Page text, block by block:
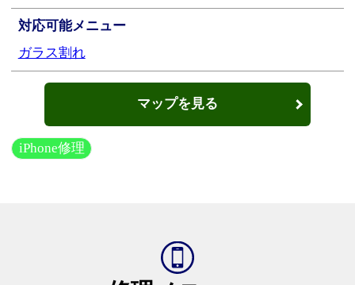
対応可能メニュー
ガラス割れ
マップを見る
iPhone修理